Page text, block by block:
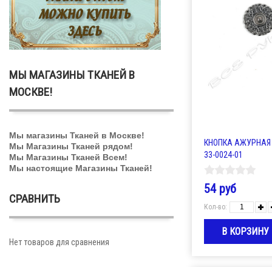
МЫ МАГАЗИНЫ ТКАНЕЙ В
МОСКВЕ!
Мы магазины Тканей в Москве!
Мы Магазины Тканей рядом!
Мы Магазины Тканей Всем!
Мы настоящие Магазины Тканей!
СРАВНИТЬ
Нет товаров для сравнения
КНОПКА АЖУРНАЯ
33-0024-01
54 руб
Кол-во: